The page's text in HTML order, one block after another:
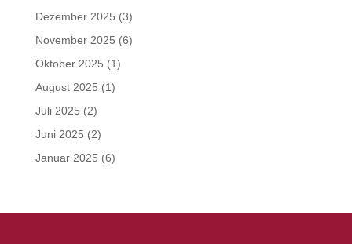
Dezember 2025 (3)
November 2025 (6)
Oktober 2025 (1)
August 2025 (1)
Juli 2025 (2)
Juni 2025 (2)
Januar 2025 (6)